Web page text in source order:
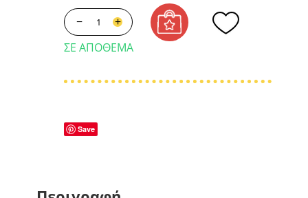
+
−
ΣΕ ΑΠΌΘΕΜΑ
Save